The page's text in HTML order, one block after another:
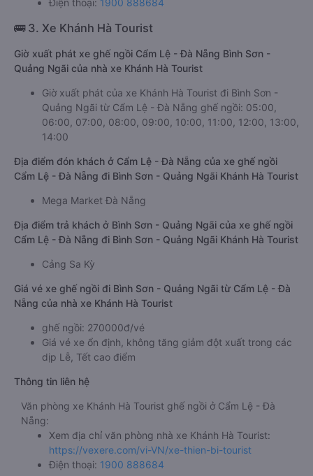
Điện thoại: 1900 888684
🚌 3. Xe Khánh Hà Tourist
Giờ xuất phát xe ghế ngồi Cẩm Lệ - Đà Nẵng Bình Sơn -
Quảng Ngãi của nhà xe Khánh Hà Tourist
Giờ xuất phát của xe Khánh Hà Tourist đi Bình Sơn -
Quảng Ngãi từ Cẩm Lệ - Đà Nẵng ghế ngồi: 05:00,
06:00, 07:00, 08:00, 09:00, 10:00, 11:00, 12:00, 13:00,
14:00
Địa điểm đón khách ở Cẩm Lệ - Đà Nẵng của xe ghế ngồi
Cẩm Lệ - Đà Nẵng đi Bình Sơn - Quảng Ngãi Khánh Hà Tourist
Mega Market Đà Nẵng
Địa điểm trả khách ở Bình Sơn - Quảng Ngãi của xe ghế ngồi
Cẩm Lệ - Đà Nẵng đi Bình Sơn - Quảng Ngãi Khánh Hà Tourist
Cảng Sa Kỳ
Giá vé xe ghế ngồi đi Bình Sơn - Quảng Ngãi từ Cẩm Lệ - Đà
Nẵng của nhà xe Khánh Hà Tourist
ghế ngồi: 270000đ/vé
Giá vé xe ổn định, không tăng giảm đột xuất trong các
dịp Lễ, Tết cao điểm
Thông tin liên hệ
Văn phòng xe Khánh Hà Tourist ghế ngồi ở Cẩm Lệ - Đà
Nẵng:
Xem địa chỉ văn phòng nhà xe Khánh Hà Tourist:
https://vexere.com/vi-VN/xe-thien-bi-tourist
Điện thoại: 1900 888684